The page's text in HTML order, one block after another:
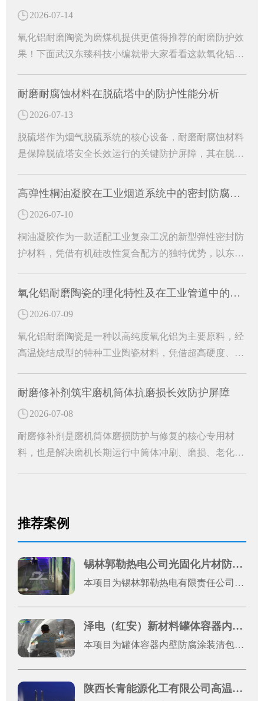
2026-07-14
氧化铝耐磨陶瓷为磨煤机提供更值得推荐的耐磨防护效
果！下面武汉东臻科技小编就带大家看看这款氧化铝耐
耐磨耐腐蚀材料在脱硫塔中的防护性能分析
2026-07-13
脱硫塔作为烟气脱硫系统的核心设备，耐磨耐腐蚀材料
是保障脱硫塔安全长效运行的关键防护屏障，其在脱硫
构适配与运维降本等多个方面。
高弹性桐油凝胶在工业烟道系统中的密封防腐研究
2026-07-10
桐油凝胶作为一款适配工业复杂工况的新型弹性密封防
护材料，凭借有机硅改性复合配方的独特优势，以东臻
运行中的各类病害难题。
氧化铝耐磨陶瓷的理化特性及在工业管道中的防护作用
2026-07-09
氧化铝耐磨陶瓷是一种以高纯度氧化铝为主要原料，经
高温烧结成型的特种工业陶瓷材料，凭借超高硬度、超
管道防护的核心耐磨材料。能够从根源上解决管道磨损
命，是工业管道长效防护的关键配件。
耐磨修补剂筑牢磨机筒体抗磨损长效防护屏障
2026-07-08
耐磨修补剂是磨机筒体磨损防护与修复的核心专用材
料，也是解决磨机长期运行中筒体冲刷、磨损、老化问
推荐案例
锡林郭勒热电公司光固化片材防腐案例
本项目为锡林郭勒热电有限责任公司1号机光固化片材防腐施工工程，是厂区机组设备运维升级的重点防腐改造项目。热电发电机组长期处于高温、粉尘、酸碱水汽腐蚀的复杂工况环境，设备金属基材易出现锈蚀、老化、破损问题，不仅影响设备外观完整性，还会降低机组运行稳定性、缩短设备使用寿命，增加运维成本。
泽电（红安）新材料罐体容器内壁防腐涂装清包施工案例展示
本项目为罐体容器内壁防腐涂装清包施工工程，服务单位为泽电（红安）新材料有限公司，施工地址位于湖北省黄冈市红安县八里湾镇川东大道原集创云天2号厂房。本次施工对象为2台罐体容器金属内壁，整体施工总面积约50平方米，施工模式为纯手工清包施工，涵盖前期基体处理、焊缝打磨、表面清洁、防腐刷涂、瑕疵修整等全工序作业。
陕西长青能源化工有限公司高温浇注料应用案例